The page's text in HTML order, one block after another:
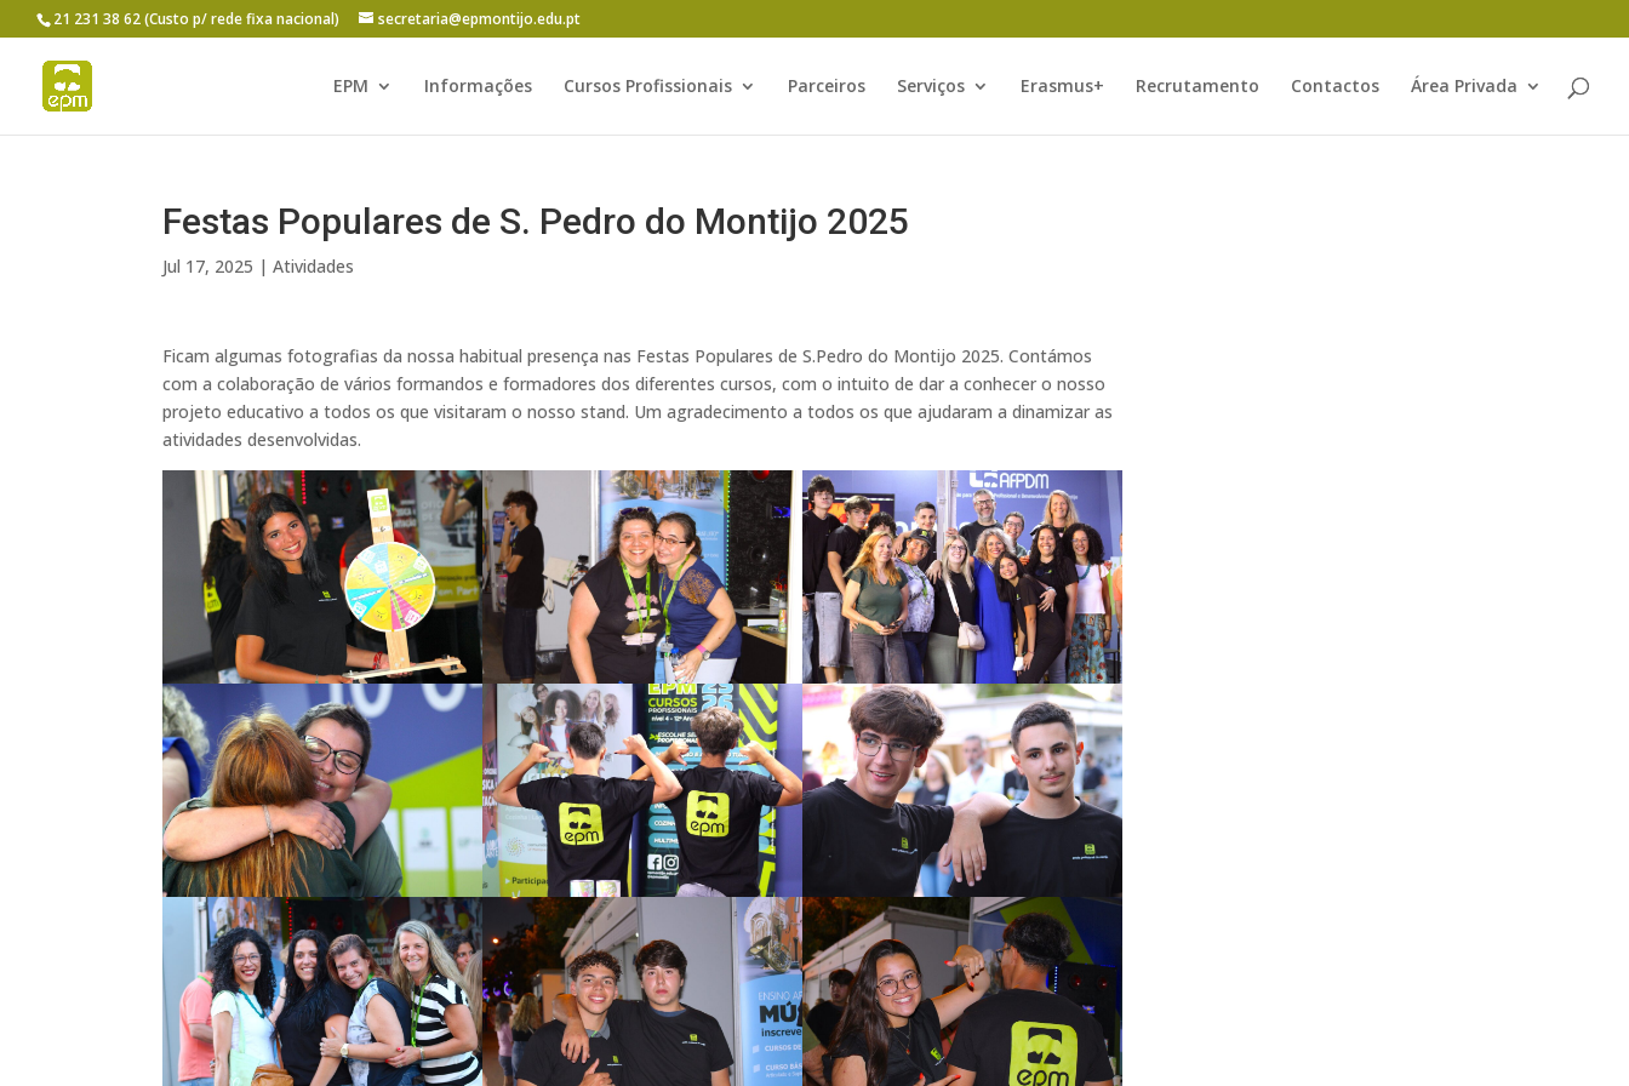
21 231 38 62 (Custo p/ rede fixa nacional) secretaria@epmontijo.edu.pt
EPM Informações Cursos Profissionais Parceiros Serviços Erasmus+ Recrutamento Contactos Área Privada
Festas Populares de S. Pedro do Montijo 2025
Jul 17, 2025 |Atividades
Ficam algumas fotografias da nossa habitual presença nas Festas Populares de S.Pedro do Montijo 2025. Contámos
com a colaboração de vários formandos e formadores dos diferentes cursos, com o intuito de dar a conhecer o nosso
projeto educativo a todos os que visitaram o nosso stand. Um agradecimento a todos os que ajudaram a dinamizar as
atividades desenvolvidas.